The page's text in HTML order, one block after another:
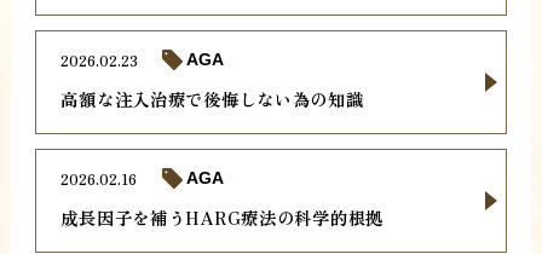
高額な注入治療で後悔しない為の知識
2026.02.23 AGA
成長因子を補うHARG療法の科学的根拠
2026.02.16 AGA